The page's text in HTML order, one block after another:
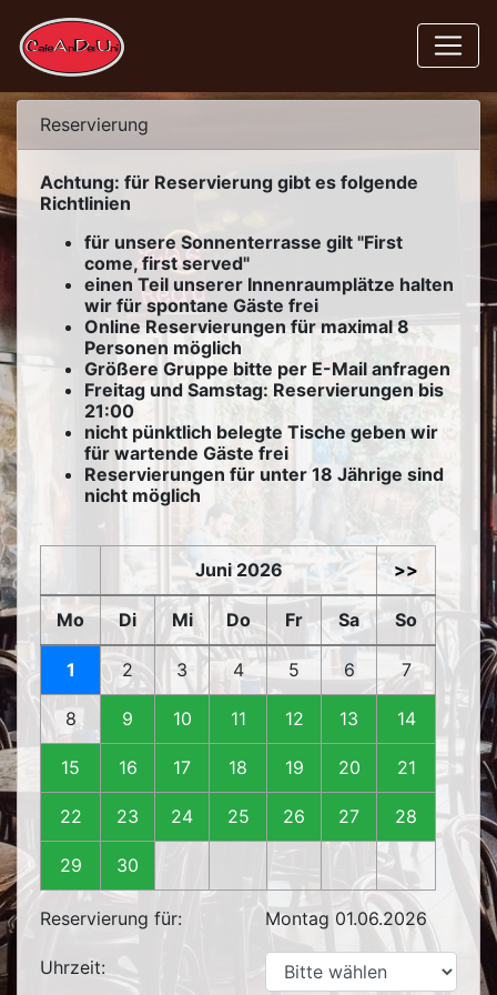
Reservierung
Achtung: für Reservierung gibt es folgende
Richtlinien
für unsere Sonnenterrasse gilt "First
come, first served"
einen Teil unserer Innenraumplätze halten
wir für spontane Gäste frei
Online Reservierungen für maximal 8
Personen möglich
Größere Gruppe bitte per E-Mail anfragen
Freitag und Samstag: Reservierungen bis
21:00
nicht pünktlich belegte Tische geben wir
für wartende Gäste frei
Reservierungen für unter 18 Jährige sind
nicht möglich
Juni 2026 >>
Mo Di Mi Do Fr Sa So
1 2 3 4 5 6 7
8 9 10 11 12 13 14
15 16 17 18 19 20 21
22 23 24 25 26 27 28
29 30
Reservierung für: Montag 01.06.2026
Uhrzeit: